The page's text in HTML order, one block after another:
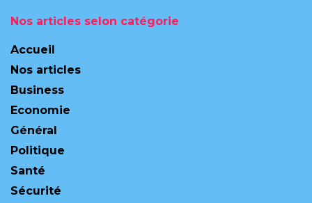
Nos articles selon catégorie
Accueil
Nos articles
Business
Economie
Général
Politique
Santé
Sécurité